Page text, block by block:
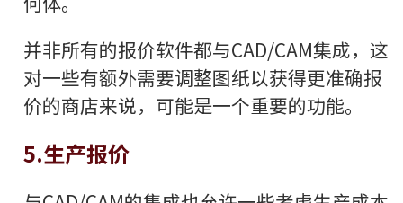
并非所有的报价软件都与CAD/CAM集成，这
对一些有额外需要调整图纸以获得更准确报
价的商店来说，可能是一个重要的功能。
5.生产报价